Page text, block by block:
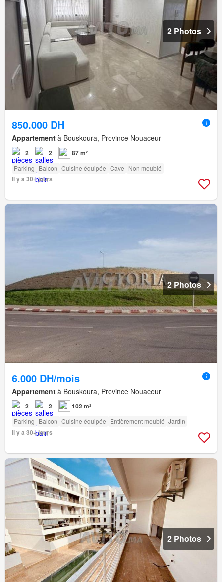
2 Photos
850.000 DH
Appartement à Bouskoura, Province Nouaceur
2 2 87 m²
Parking Balcon Cuisine équipée Cave Non meublé
Il y a 30+ jours
2 Photos
6.000 DH/mois
Appartement à Bouskoura, Province Nouaceur
2 2 102 m²
Parking Balcon Cuisine équipée Entièrement meublé Jardin
Il y a 30+ jours
2 Photos